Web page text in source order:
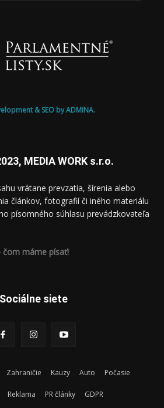
& SEO by ADMINA.
MEDIA WORK s.r.o.
vrátane prevzatia, šírenia alebo
článkov, fotografií či iného materiálu
písomného súhlasu prevádzkovateľa
máme písať!
Sociálne siete
Zahraničie Kauzy Auto Počasie
Reklama PR články GDPR